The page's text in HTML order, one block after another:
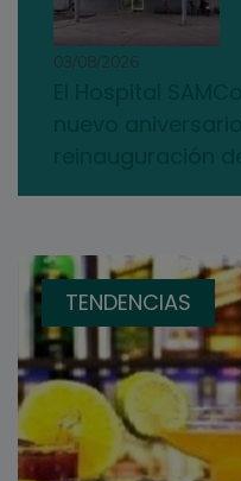
03/08/2026
TENDENCIAS